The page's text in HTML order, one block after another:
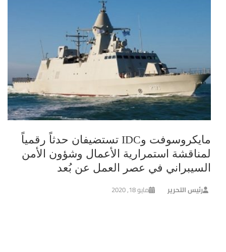
مايكروسوفت وIDC تستضيفان حدثاً رقمياً
لمناقشة استمرارية الأعمال وشؤون الأمن
السيبراني في عصر العمل عن بُعد
رئيس التحرير مايو 18, 2020